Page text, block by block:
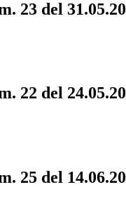
23 del
22 del
25 del